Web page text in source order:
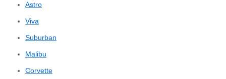
Astro
Viva
Suburban
Malibu
Corvette